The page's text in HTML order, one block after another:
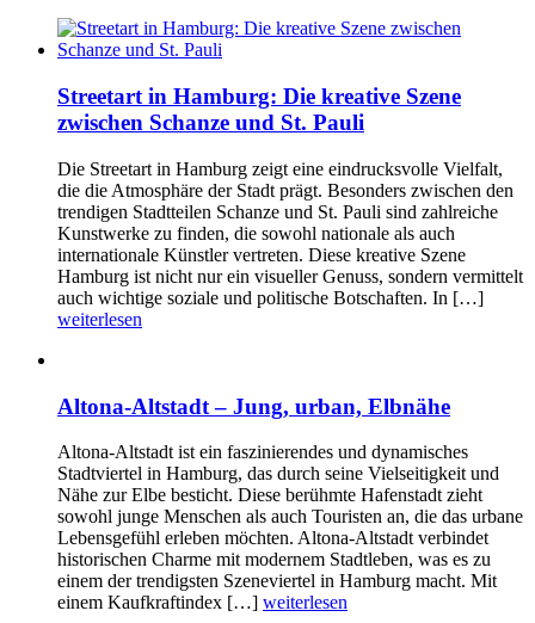
Streetart in Hamburg: Die kreative Szene
zwischen Schanze und St. Pauli
Die Streetart in Hamburg zeigt eine eindrucksvolle Vielfalt,
die die Atmosphäre der Stadt prägt. Besonders zwischen den
trendigen Stadtteilen Schanze und St. Pauli sind zahlreiche
Kunstwerke zu finden, die sowohl nationale als auch
internationale Künstler vertreten. Diese kreative Szene
Hamburg ist nicht nur ein visueller Genuss, sondern vermittelt
auch wichtige soziale und politische Botschaften. In […]
weiterlesen
Altona-Altstadt – Jung, urban, Elbnähe
Altona-Altstadt ist ein faszinierendes und dynamisches
Stadtviertel in Hamburg, das durch seine Vielseitigkeit und
Nähe zur Elbe besticht. Diese berühmte Hafenstadt zieht
sowohl junge Menschen als auch Touristen an, die das urbane
Lebensgefühl erleben möchten. Altona-Altstadt verbindet
historischen Charme mit modernem Stadtleben, was es zu
einem der trendigsten Szeneviertel in Hamburg macht. Mit
einem Kaufkraftindex […] weiterlesen